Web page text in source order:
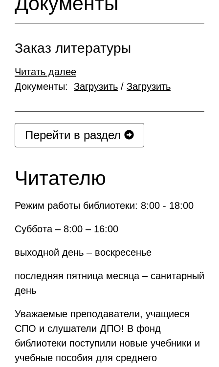
Заказ литературы
Читать далее
Документы: Загрузить / Загрузить
Перейти в раздел
Читателю
Режим работы библиотеки: 8:00 - 18:00
Суббота – 8:00 – 16:00
выходной день – воскресенье
последняя пятница месяца – санитарный
день
Уважаемые преподаватели, учащиеся
СПО и слушатели ДПО! В фонд
библиотеки поступили новые учебники и
учебные пособия для среднего